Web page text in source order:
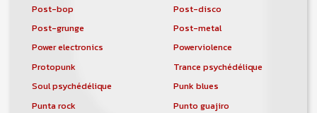
Post-bop
Post-disco
Post-grunge
Post-metal
Power electronics
Powerviolence
Protopunk
Trance psychédélique
Soul psychédélique
Punk blues
Punta rock
Punto guajiro